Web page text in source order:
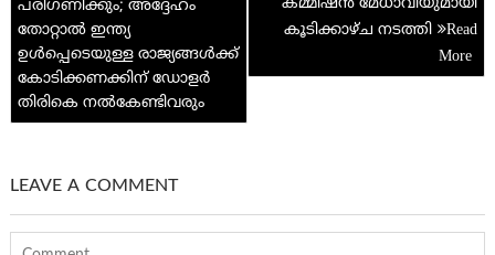
പരിഗണിക്കും; അദ്ദേഹം
തോറ്റാൽ ഇന്ത്യ
ഉൾപ്പെടെയുള്ള രാജ്യങ്ങൾക്ക്
കോടിക്കണക്കിന് ഡോളർ
തിരികെ നൽകേണ്ടിവരും
കമ്മീഷൻ മേധാവിയുമായി
കൂടിക്കാഴ്ച നടത്തി
LEAVE A COMMENT